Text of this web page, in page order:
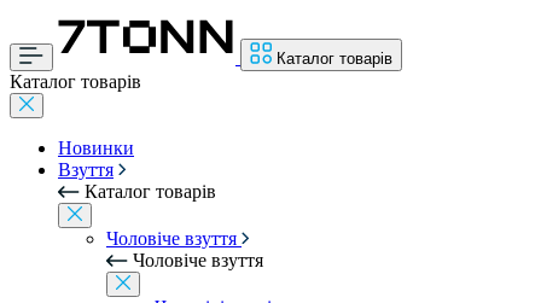
Каталог товарів
Каталог товарів
Новинки
Взуття
Каталог товарів
Чоловіче взуття
Чоловіче взуття